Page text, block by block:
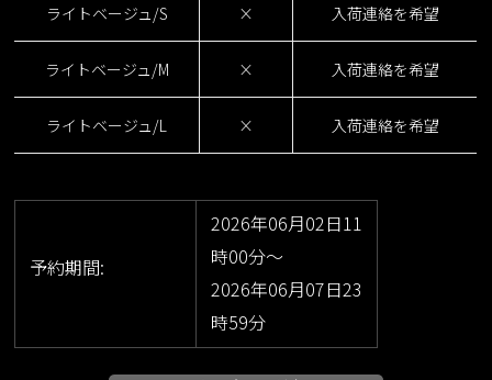
ライトベージュ/S × 入荷連絡を希望
ライトベージュ/M × 入荷連絡を希望
ライトベージュ/L × 入荷連絡を希望
予約期間:
2026年06月02日11
時00分～
2026年06月07日23
時59分